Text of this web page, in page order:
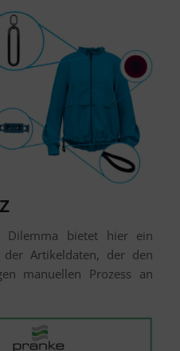
Dilemma bietet hier ein
der Artikeldaten, der den
manuellen Prozess an